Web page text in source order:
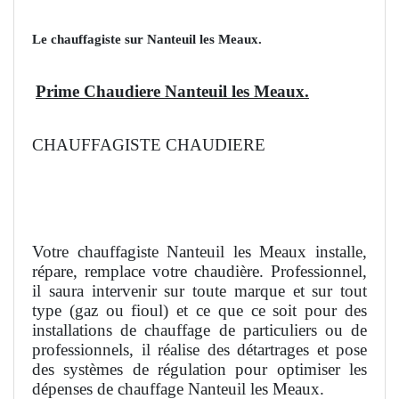
Le chauffagiste sur Nanteuil les Meaux.
Prime Chaudiere Nanteuil les Meaux.
CHAUFFAGISTE CHAUDIERE
Votre chauffagiste Nanteuil les Meaux installe,
répare, remplace votre chaudière. Professionnel,
il saura intervenir sur toute marque et sur tout
type (gaz ou fioul) et ce que ce soit pour des
installations de chauffage de particuliers ou de
professionnels, il réalise des détartrages et pose
des systèmes de régulation pour optimiser les
dépenses de chauffage Nanteuil les Meaux.